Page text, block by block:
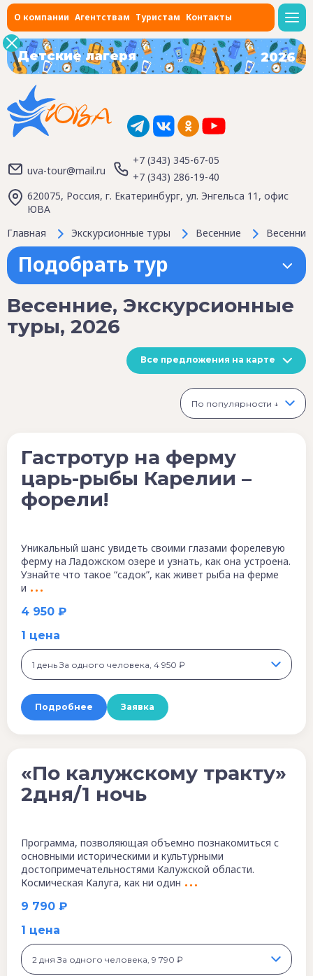
О компании Агентствам Туристам Контакты
Детские лагеря 2026
uva-tour@mail.ru
+7 (343) 345-67-05
+7 (343) 286-19-40
620075, Россия, г. Екатеринбург, ул. Энгельса 11, офис
ЮВА
Главная
Экскурсионные туры Весенние
Подобрать тур
Весенние, Экскурсионные
туры, 2026
Все предложения на карте
По популярности ↓
4 950 ₽
Гастротур на ферму
царь-рыбы Карелии –
форели!
Уникальный шанс увидеть своими глазами форелевую
ферму на Ладожском озере и узнать, как она устроена.
Узнайте что такое “садок”, как живет рыба на ферме
и
1 цена
1 день За одного человека, 4 950 ₽
Подробнее Заявка
9 790 ₽
«По калужскому тракту»
2дня/1 ночь
Программа, позволяющая объемно познакомиться с
основными историческими и культурными
достопримечательностями Калужской области.
Космическая Калуга, как ни один
1 цена
2 дня За одного человека, 9 790 ₽